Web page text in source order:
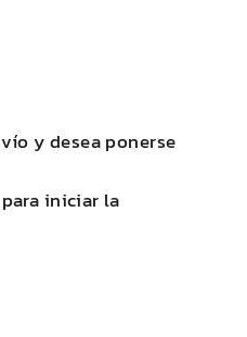
y desea ponerse
iniciar la